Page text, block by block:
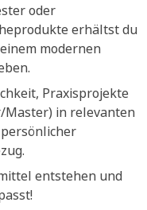
oder
erhältst du
modernen
Praxisprojekte
Master) in relevanten
entstehen und